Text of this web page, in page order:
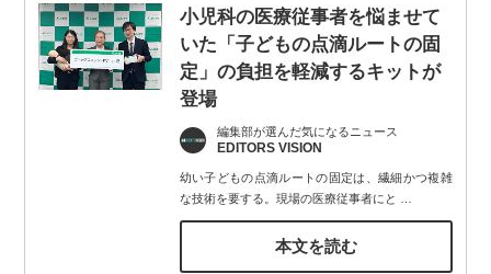
小児科の医療従事者を悩ませて
いた「子どもの点滴ルートの固
定」の負担を軽減するキットが
登場
編集部が選んだ気になるニュース
EDITORS VISION
幼い子どもの点滴ルートの固定は、繊細かつ複雑
な技術を要する。現場の医療従事者にと
本文を読む